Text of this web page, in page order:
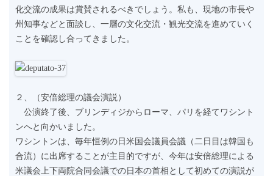
化交流の成果は賞賛されるべきでしょう。私も、現地の市長や
州知事などと面談し、一層の文化交流・観光交流を進めていく
ことを確認し合ってきました。
２、（安倍総理の議会演説）
公演終了後、ブリンディジからローマ、パリを経てワシント
ンへと向かいました。
ワシントンは、毎年恒例の日米国会議員会議（二日目は韓国も
合流）に出席することが主目的ですが、今年は安倍総理による
米議会上下両院合同会議での日本の首相として初めての演説が